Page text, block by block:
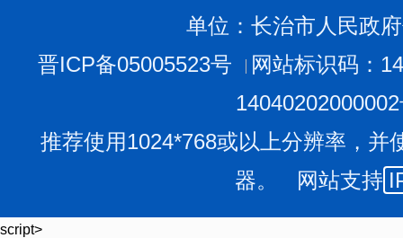
单位：长治市人民政
晋ICP备05005523号
网站标识码：
推荐使用1024*768或以上分辨率，并
器。 网站支持
script>